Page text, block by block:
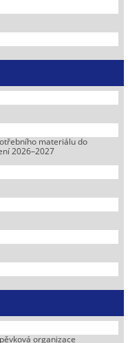
materiálu do
2026–2027
organizace